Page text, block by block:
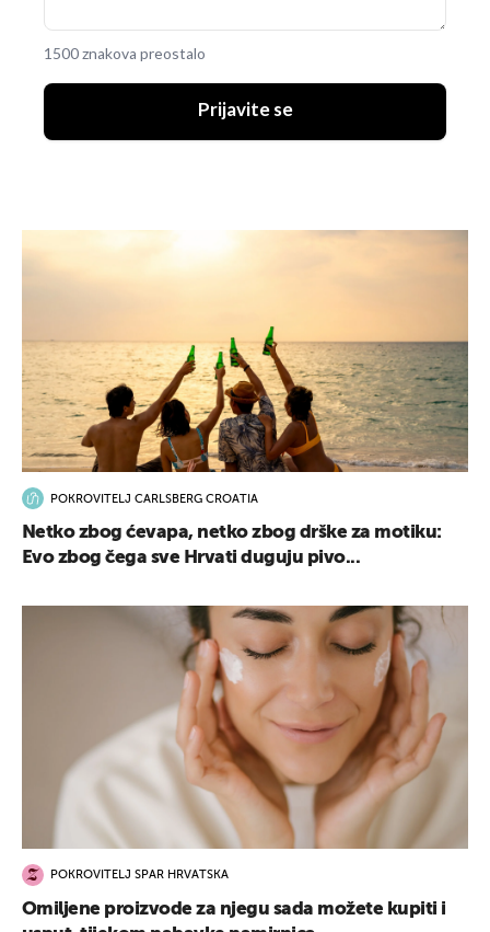
1500 znakova preostalo
Prijavite se
POKROVITELJ CARLSBERG CROATIA
Netko zbog ćevapa, netko zbog drške za motiku:
Evo zbog čega sve Hrvati duguju pivo...
POKROVITELJ SPAR HRVATSKA
Omiljene proizvode za njegu sada možete kupiti i